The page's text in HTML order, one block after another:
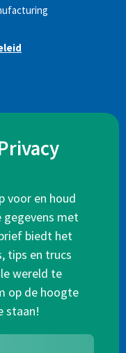
voor en houd
gegevens met
biedt het
tips en trucs
wereld te
op de hoogte
staan!